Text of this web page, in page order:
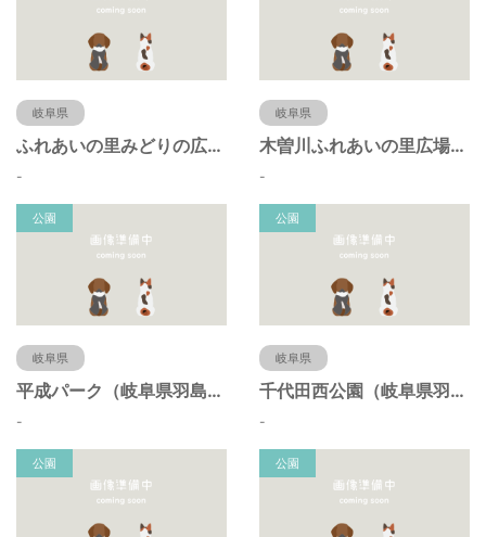
岐阜県
ふれあいの里みどりの広場（岐阜県羽島市）
-
岐阜県
木曽川ふれあいの里広場（岐阜県羽島市）
-
公園
岐阜県
平成パーク（岐阜県羽島市）
-
公園
岐阜県
千代田西公園（岐阜県羽島市）
-
公園 公園